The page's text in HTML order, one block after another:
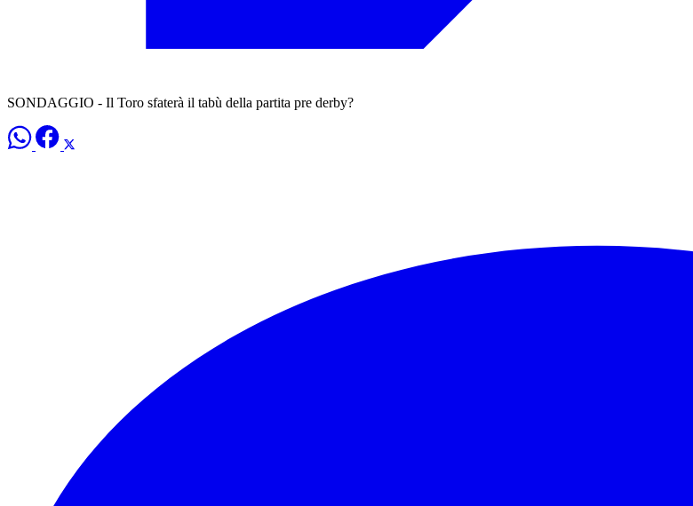
SONDAGGIO - Il Toro sfaterà il tabù della partita pre derby?